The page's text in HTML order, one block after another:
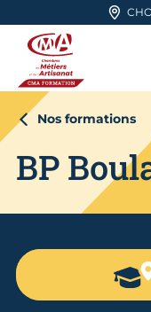
Aller en haut de
CMA FORMATION
Nos formations
BP